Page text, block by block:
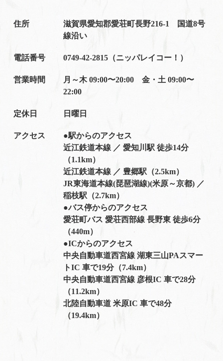
住所
滋賀県愛知郡愛荘町長野216-1 国道8号
線沿い
電話番号 0749-42-2815（ニッパレイコー！）
営業時間
月～木 09:00〜20:00 金・土 09:00〜
22:00
定休日 日曜日
アクセス
●駅からのアクセス
近江鉄道本線 ／ 愛知川駅 徒歩14分
（1.1km）
近江鉄道本線 ／ 豊郷駅（2.5km）
JR東海道本線(琵琶湖線)(米原～京都) ／
稲枝駅（2.7km）
●バス停からのアクセス
愛荘町バス 愛荘西部線 長野東 徒歩6分
（440m）
●ICからのアクセス
中央自動車道西宮線 湖東三山PAスマー
トIC 車で19分（7.4km）
中央自動車道西宮線 彦根IC 車で28分
（11.2km）
北陸自動車道 米原IC 車で48分
（19.4km）